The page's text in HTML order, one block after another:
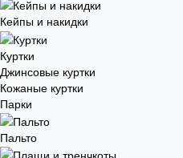
Кейпы и накидки
Куртки
Джинсовые куртки
Кожаные куртки
Парки
Пальто